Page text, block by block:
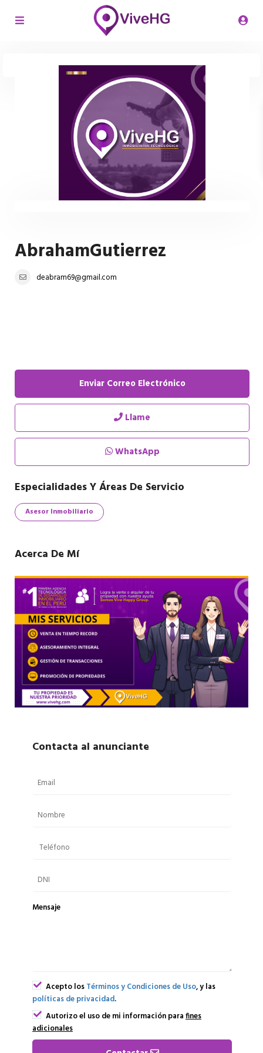
AbrahamGutierrez
deabram69@gmail.com
Enviar Correo Electrónico
Llame
WhatsApp
Especialidades Y Áreas De Servicio
Asesor Inmobiliario
Acerca De Mí
Contacta al anunciante
Mensaje
Acepto losTérminos y Condiciones de Uso, y las
políticas de privacidad.
Autorizo el uso de mi información parafines
adicionales